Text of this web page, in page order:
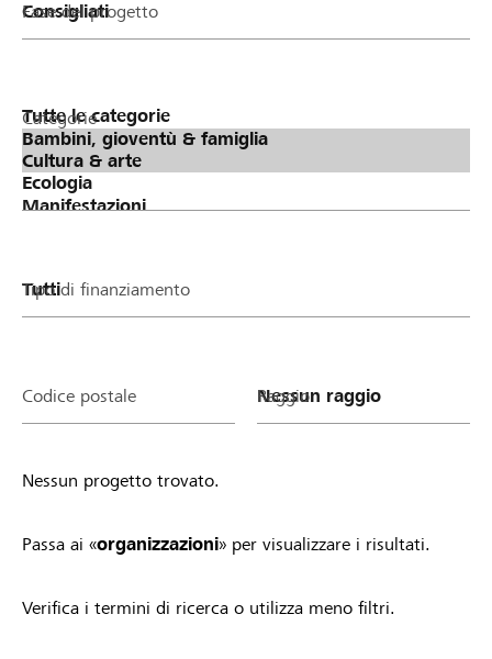
Fase del progetto
Categorie
Tipo di finanziamento
Codice postale Raggio
Nessun progetto trovato.
Passa ai «organizzazioni» per visualizzare i risultati.
Verifica i termini di ricerca o utilizza meno filtri.